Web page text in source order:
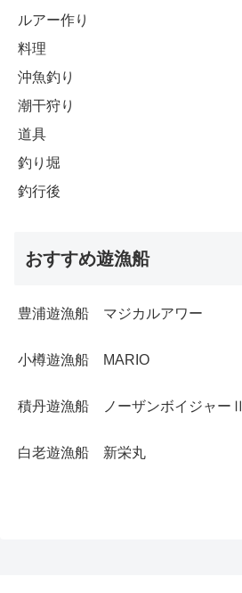
ルアー作り
料理
沖魚釣り
潮干狩り
道具
釣り堀
釣行後
おすすめ遊漁船
豊浦遊漁船 マジカルアワー
小樽遊漁船 MARIO
積丹遊漁船 ノーザンボイジャーⅡ
白老遊漁船 新栄丸